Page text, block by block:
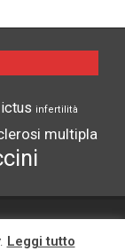
ictus infertilità
multipla
SU
Leggi tutto